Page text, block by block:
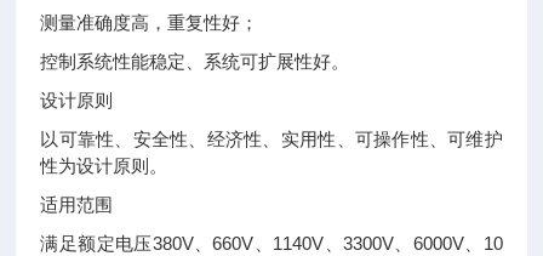
测量准确度高，重复性好；
控制系统性能稳定、系统可扩展性好。
设计原则
以可靠性、安全性、经济性、实用性、可操作性、可维护
性为设计原则。
适用范围
满足额定电压380V、660V、1140V、3300V、6000V、10